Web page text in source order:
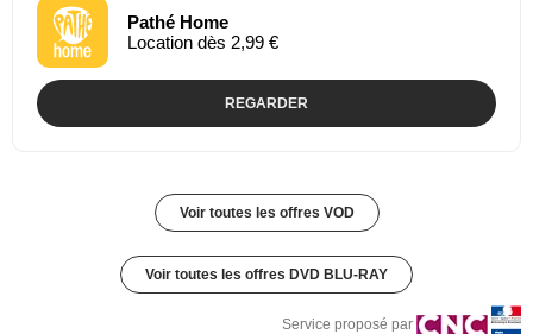
Pathé Home
Location dès 2,99 €
REGARDER
Voir toutes les offres VOD
Voir toutes les offres DVD BLU-RAY
Service proposé par